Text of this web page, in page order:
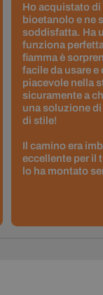
Ho acquistato di
bioetanolo e ne
soddisfatta. Ha
funziona
fiamma è
facile da usare e
piacevole nella
sicuramente a
una soluzione
di stile!
Il camino era
eccellente per il
lo ha montato